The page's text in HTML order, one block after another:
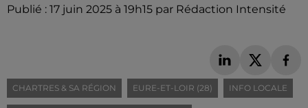
Publié : 17 juin 2025 à 19h15 par Rédaction Intensité
CHARTRES & SA RÉGION EURE-ET-LOIR (28) INFO LOCALE